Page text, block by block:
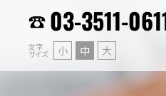
03-3511-0611
文字
サイズ 小 中 大